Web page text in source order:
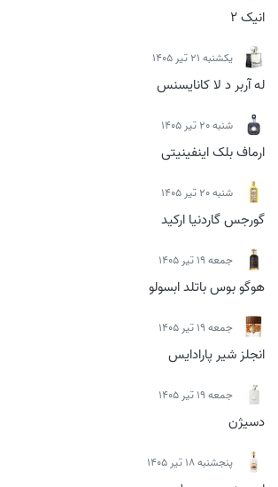
انیک 2
يكشنبه 21 تیر 1405
له آربر د لا کانایسنس
شنبه 20 تیر 1405
ارماف بلک اینفینیتی
شنبه 20 تیر 1405
گورجس گاردنیا ارکید
جمعه 19 تیر 1405
هوگو بوس باتلد ابسولو
جمعه 19 تیر 1405
انجلز شیر پارادایس
جمعه 19 تیر 1405
دسیژن
پنجشنبه 18 تیر 1405